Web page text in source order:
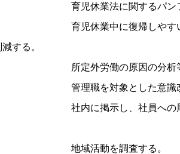
育児休業法に関するパ
育児休業中に復帰しやす
する。
所定外労働の原因の分析
管理職を対象とした意
社内に掲示し、社員への
地域活動を調査する。